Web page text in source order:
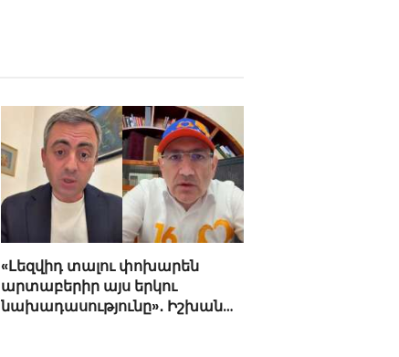
«Լեզվիդ տալու փոխարեն
արտաբերիր այս երկու
նախադասությունը»․ Իշխան